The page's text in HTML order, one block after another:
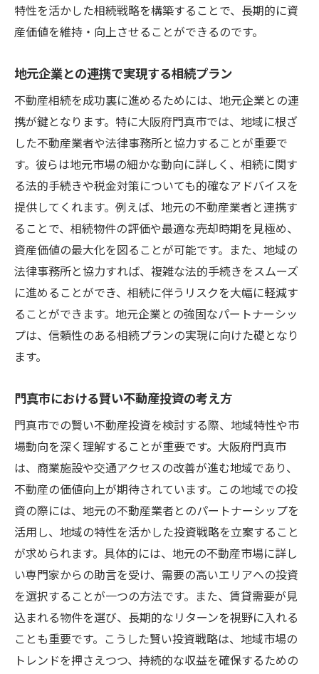
特性を活かした相続戦略を構築することで、長期的に資
産価値を維持・向上させることができるのです。
地元企業との連携で実現する相続プラン
不動産相続を成功裏に進めるためには、地元企業との連
携が鍵となります。特に大阪府門真市では、地域に根ざ
した不動産業者や法律事務所と協力することが重要で
す。彼らは地元市場の細かな動向に詳しく、相続に関す
る法的手続きや税金対策についても的確なアドバイスを
提供してくれます。例えば、地元の不動産業者と連携す
ることで、相続物件の評価や最適な売却時期を見極め、
資産価値の最大化を図ることが可能です。また、地域の
法律事務所と協力すれば、複雑な法的手続きをスムーズ
に進めることができ、相続に伴うリスクを大幅に軽減す
ることができます。地元企業との強固なパートナーシッ
プは、信頼性のある相続プランの実現に向けた礎となり
ます。
門真市における賢い不動産投資の考え方
門真市での賢い不動産投資を検討する際、地域特性や市
場動向を深く理解することが重要です。大阪府門真市
は、商業施設や交通アクセスの改善が進む地域であり、
不動産の価値向上が期待されています。この地域での投
資の際には、地元の不動産業者とのパートナーシップを
活用し、地域の特性を活かした投資戦略を立案すること
が求められます。具体的には、地元の不動産市場に詳し
い専門家からの助言を受け、需要の高いエリアへの投資
を選択することが一つの方法です。また、賃貸需要が見
込まれる物件を選び、長期的なリターンを視野に入れる
ことも重要です。こうした賢い投資戦略は、地域市場の
トレンドを押さえつつ、持続的な収益を確保するための